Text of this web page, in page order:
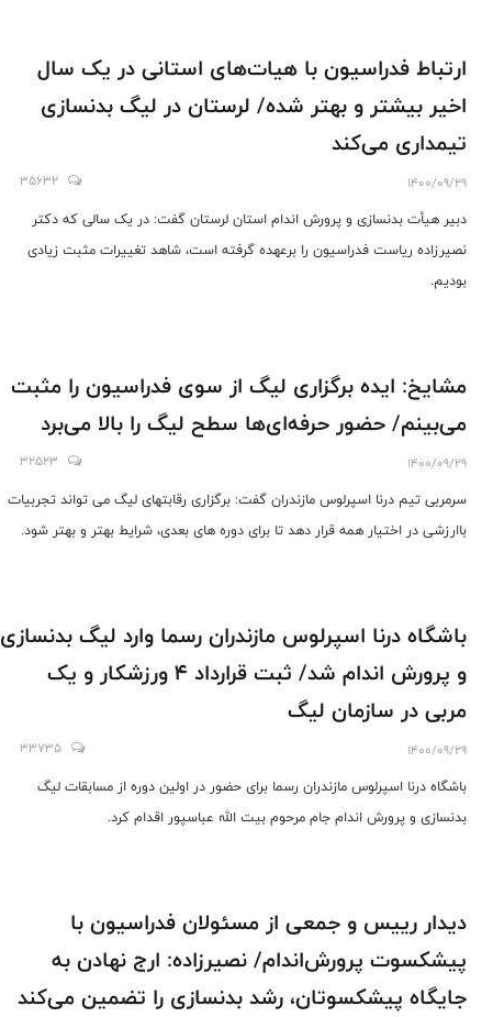
ارتباط فدراسیون با هیات‌های استانی در یک سال
اخیر بیشتر و بهتر شده/ لرستان در لیگ بدنسازی
تیمداری می‌کند
1400/09/29
35632
دبیر هیأت بدنسازی و پرورش اندام استان لرستان گفت: در یک سالی که دکتر
نصیرزاده ریاست فدراسیون را برعهده گرفته است، شاهد تغییرات مثبت زیادی
بودیم.
مشایخ: ایده برگزاری لیگ از سوی فدراسیون را مثبت
می‌بینم/ حضور حرفه‌ای‌ها سطح لیگ را بالا می‌برد
1400/09/29
32523
سرمربی تیم درنا اسپرلوس مازندران گفت: برگزاری رقابتهای لیگ می تواند تجربیات
باارزشی در اختیار همه قرار دهد تا برای دوره های بعدی، شرایط بهتر و بهتر شود.
باشگاه درنا اسپرلوس مازندران رسما وارد لیگ بدنسازی
و پرورش اندام شد/ ثبت قرارداد 4 ورزشکار و یک
مربی در سازمان لیگ
1400/09/29
33735
باشگاه درنا اسپرلوس مازندران رسما برای حضور در اولین دوره از مسابقات لیگ
بدنسازی و پرورش اندام جام مرحوم بیت الله عباسپور اقدام کرد.
دیدار رییس و جمعی از مسئولان فدراسیون با
پیشکسوت پرورش‌اندام/ نصیرزاده: ارج نهادن به
جایگاه پیشکسوتان، رشد بدنسازی را تضمین می‌کند